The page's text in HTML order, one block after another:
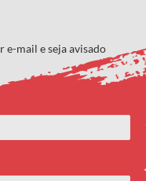
e-mail e seja avisado